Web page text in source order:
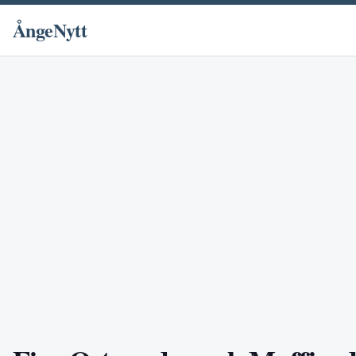
ÅngeNytt